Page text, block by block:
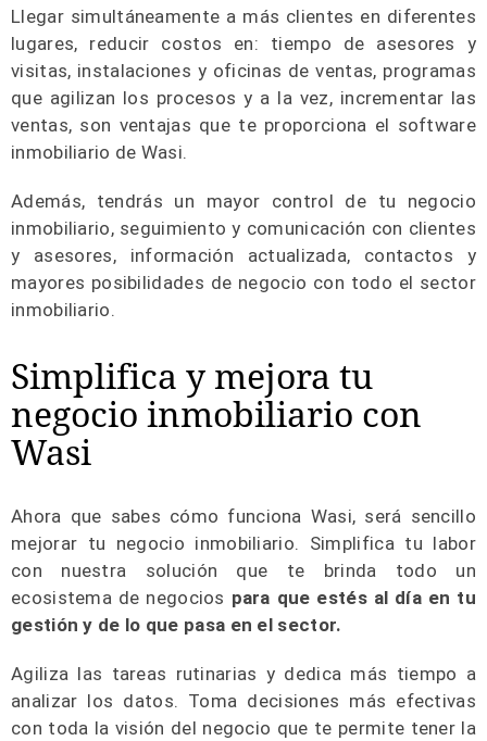
Llegar simultáneamente a más clientes en diferentes
lugares, reducir costos en: tiempo de asesores y
visitas, instalaciones y oficinas de ventas, programas
que agilizan los procesos y a la vez, incrementar las
ventas, son ventajas que te proporciona el software
inmobiliario de Wasi.
Además, tendrás un mayor control de tu negocio
inmobiliario, seguimiento y comunicación con clientes
y asesores, información actualizada, contactos y
mayores posibilidades de negocio con todo el sector
inmobiliario.
Simplifica y mejora tu
negocio inmobiliario con
Wasi
Ahora que sabes cómo funciona Wasi, será sencillo
mejorar tu negocio inmobiliario. Simplifica tu labor
con nuestra solución que te brinda todo un
ecosistema de negocios para que estés al día en tu
gestión y de lo que pasa en el sector.
Agiliza las tareas rutinarias y dedica más tiempo a
analizar los datos. Toma decisiones más efectivas
con toda la visión del negocio que te permite tener la